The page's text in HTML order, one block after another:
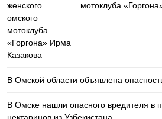
мотоклуба
В Омской области объявлена
В Омске нашли опасного вредителя в